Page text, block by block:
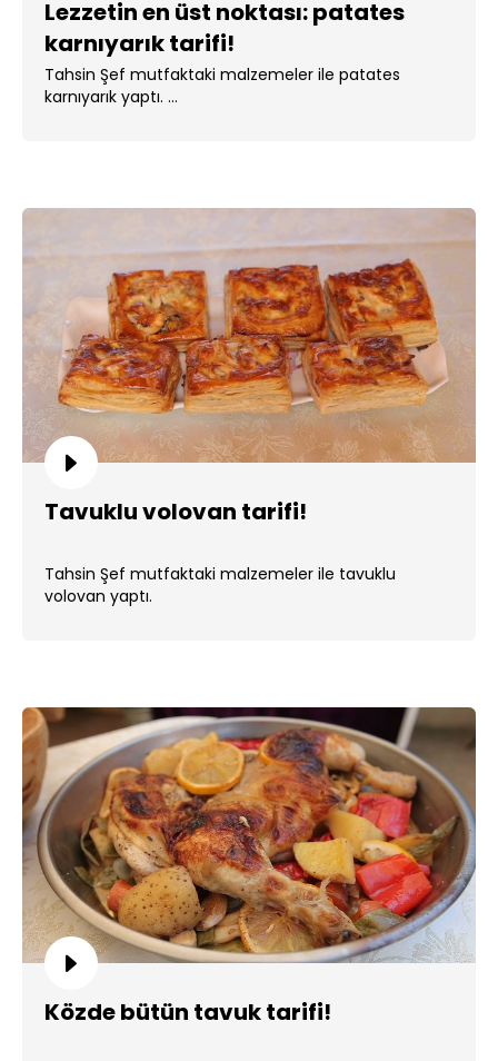
Lezzetin en üst noktası: patates
karnıyarık tarifi!
Tahsin Şef mutfaktaki malzemeler ile patates
karnıyarık yaptı. ...
Tavuklu volovan tarifi!
Tahsin Şef mutfaktaki malzemeler ile tavuklu
volovan yaptı.
Közde bütün tavuk tarifi!